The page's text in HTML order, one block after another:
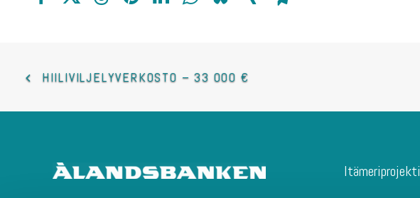
HIILIVILJELYVERKOSTO – 33 000 €
Itämeriprojekti